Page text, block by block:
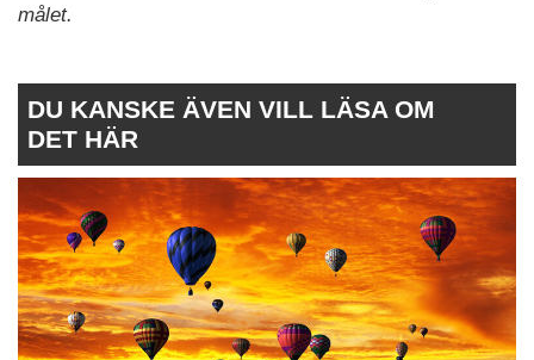
målet.
DU KANSKE ÄVEN VILL LÄSA OM
DET HÄR